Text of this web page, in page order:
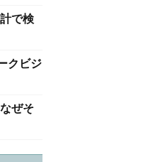
で検
クビジ
ぜそ